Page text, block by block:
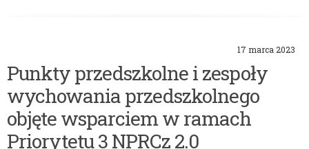
17 marca 2023
Punkty przedszkolne i zespoły
wychowania przedszkolnego
objęte wsparciem w ramach
Priorytetu 3 NPRCz 2.0